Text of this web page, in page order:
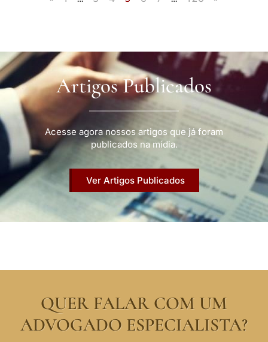
Artigos Publicados
Acesse agora nossos artigos que já foram
publicados na mídia.
Ver Artigos Publicados
QUER FALAR COM UM
ADVOGADO ESPECIALISTA?